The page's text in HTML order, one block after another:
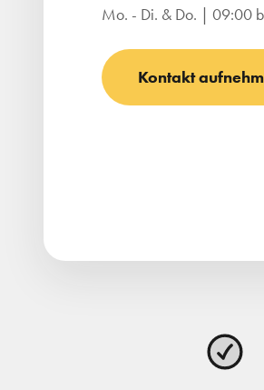
Mo. - Di. & Do. | 09:00
Kontakt